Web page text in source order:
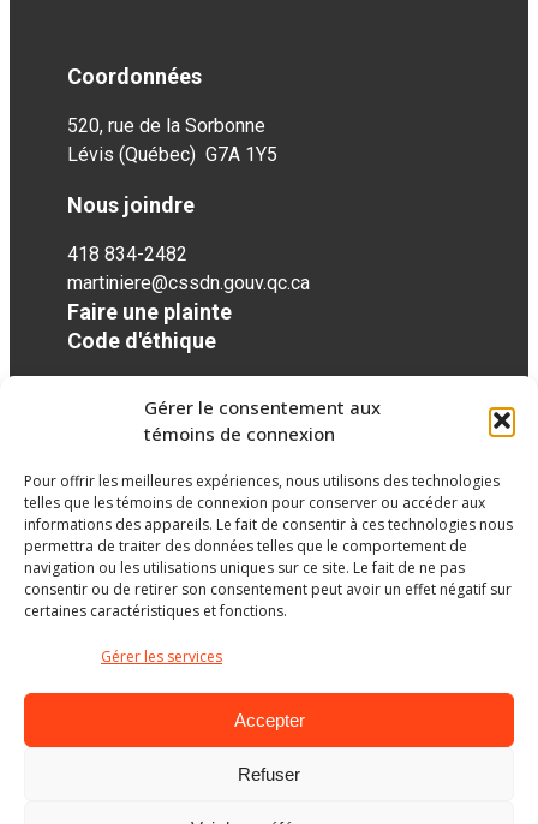
Gérer le consentement aux
témoins de connexion
Pour offrir les meilleures expériences, nous utilisons des technologies
telles que les témoins de connexion pour conserver ou accéder aux
informations des appareils. Le fait de consentir à ces technologies nous
permettra de traiter des données telles que le comportement de
navigation ou les utilisations uniques sur ce site. Le fait de ne pas
consentir ou de retirer son consentement peut avoir un effet négatif sur
certaines caractéristiques et fonctions.
Gérer les services
Accepter
Refuser
Coordonnées
520, rue de la Sorbonne
Lévis (Québec) G7A 1Y5
Nous joindre
418 834-2482
martiniere@cssdn.gouv.qc.ca
Faire une plainte
Code d'éthique
Réseaux sociaux
facebook
Ministère de l’Éducation